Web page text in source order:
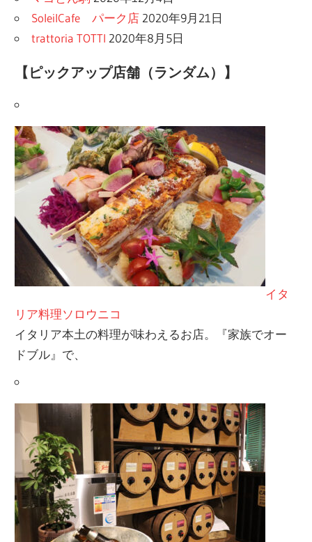
SoleilCafe パーク店 2020年9月21日
trattoria TOTTI 2020年8月5日
【ピックアップ店舗（ランダム）】
イタ
リア料理ソロウニコ
イタリア本土の料理が味わえるお店。『家族でオー
ドブル』で、